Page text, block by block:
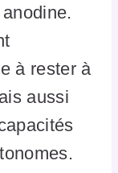
à rester à
aussi